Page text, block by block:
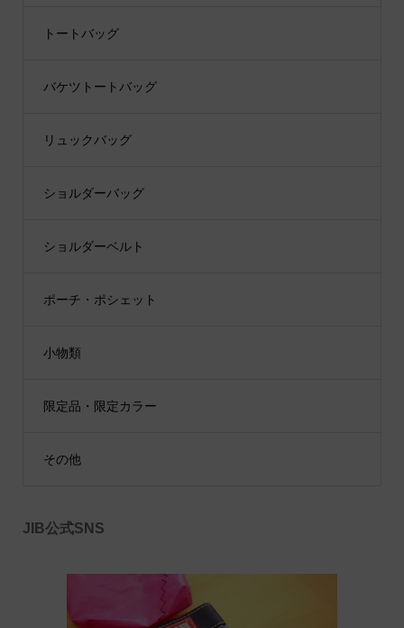
トートバッグ
バケツトートバッグ
リュックバッグ
ショルダーバッグ
ショルダーベルト
ポーチ・ポシェット
小物類
限定品・限定カラー
その他
JIB公式SNS